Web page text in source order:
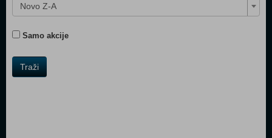
Novo Z-A
Samo akcije
Traži